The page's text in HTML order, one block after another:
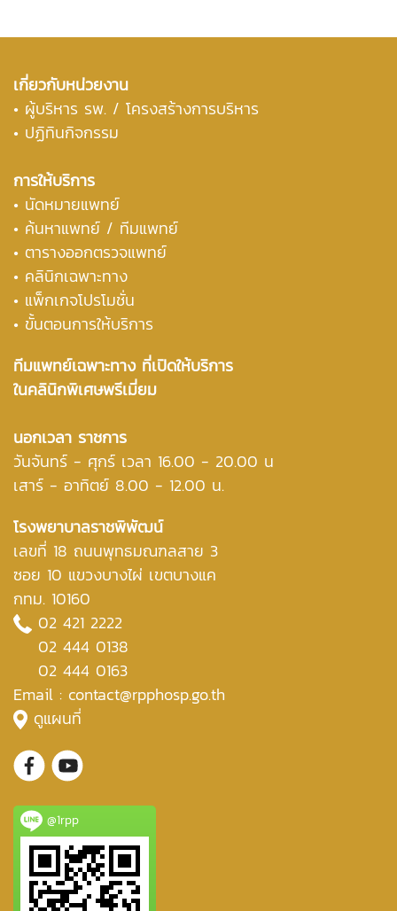
เกี่ยวกับหน่วยงาน
• ผู้บริหาร รพ. / โครงสร้างการบริหาร
• ปฏิทินกิจกรรม
การให้บริการ
• นัดหมายแพทย์
• ค้นหาแพทย์ / ทีมแพทย์
• ตารางออกตรวจแพทย์
• คลินิกเฉพาะทาง
• แพ็กเกจโปรโมชั่น
• ขั้นตอนการให้บริการ
ทีมแพทย์เฉพาะทาง ที่เปิดให้บริการ
ในคลินิกพิเศษพรีเมี่ยม
นอกเวลา ราชการ
วันจันทร์ - ศุกร์ เวลา 16.00 - 20.00 น
เสาร์ - อาทิตย์ 8.00 - 12.00 น.
โรงพยาบาลราชพิพัฒน์
เลขที่ 18 ถนนพุทธมณฑลสาย 3
ซอย 10 แขวงบางไผ่ เขตบางแค
กทม. 10160
02 421 2222
02 444 0138
02 444 0163
Email : contact@rpphosp.go.th
ดูแผนที่
@1rpp